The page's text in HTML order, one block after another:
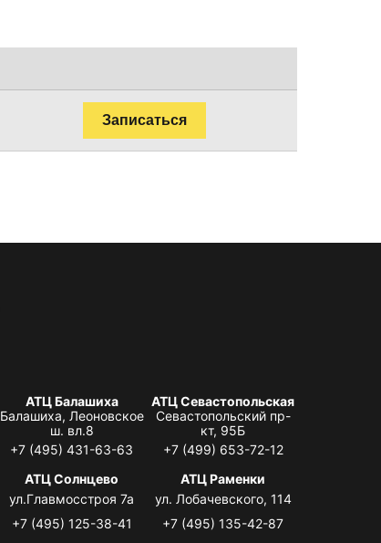
Записаться
АТЦ Балашиха
Балашиха, Леоновское
ш. вл.8
+7 (495) 431-63-63
АТЦ Севастопольская
Севастопольский пр-
кт, 95Б
+7 (499) 653-72-12
АТЦ Солнцево
ул.Главмосстроя 7а
+7 (495) 125-38-41
АТЦ Раменки
ул. Лобачевского, 114
+7 (495) 135-42-87